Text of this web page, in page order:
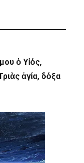
ὁ Υἱός,
ἁγία, δόξα